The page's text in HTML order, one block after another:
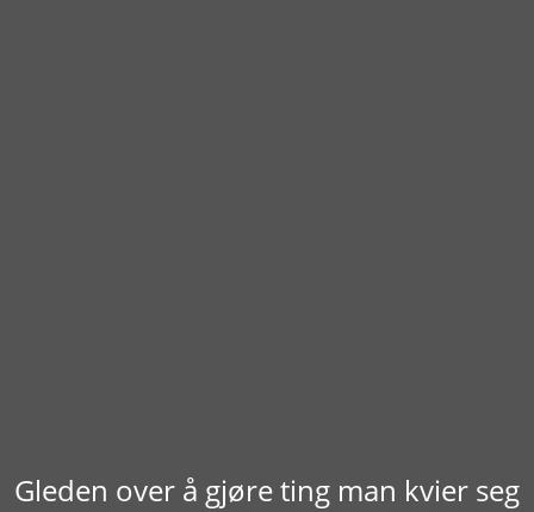
Gleden over å gjøre ting man kvier seg